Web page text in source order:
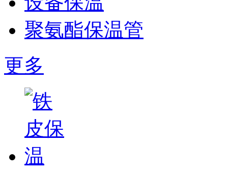
聚氨酯保温管
更多